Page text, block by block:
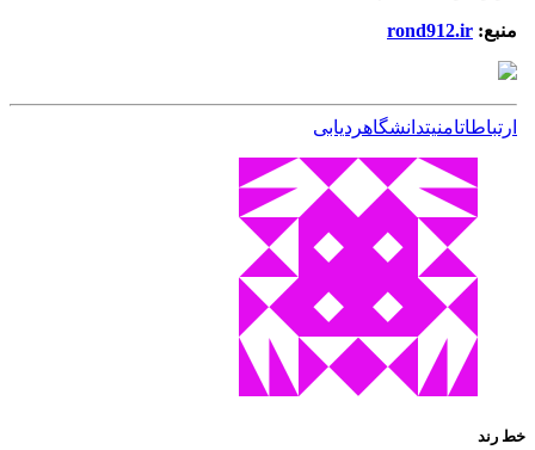
منبع: rond912.ir
ارتباطاتامنیتدانشگاهردیابی
خط رند